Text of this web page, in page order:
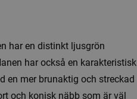
har en distinkt ljusgrön
har också en karakteristisk
en mer brunaktig och streckad
och konisk näbb som är väl